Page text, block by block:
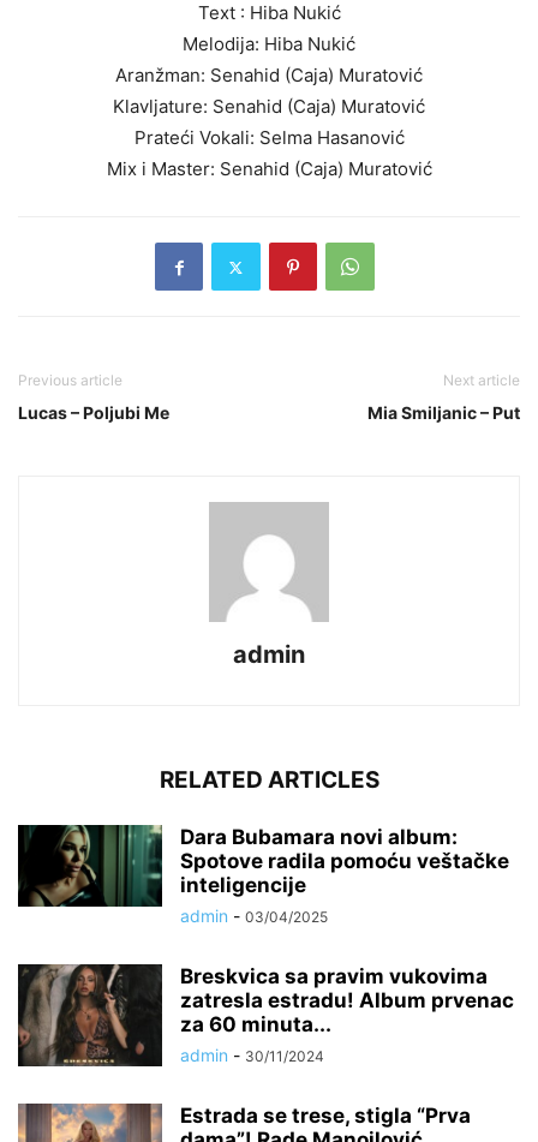
Text : Hiba Nukić
Melodija: Hiba Nukić
Aranžman: Senahid (Caja) Muratović
Klavljature: Senahid (Caja) Muratović
Prateći Vokali: Selma Hasanović
Mix i Master: Senahid (Caja) Muratović
Previous article
Lucas – Poljubi Me
Next article
Mia Smiljanic – Put
admin
RELATED ARTICLES
Dara Bubamara novi album:
Spotove radila pomoću veštačke
inteligencije
admin - 03/04/2025
Breskvica sa pravim vukovima
zatresla estradu! Album prvenac
za 60 minuta...
admin - 30/11/2024
Estrada se trese, stigla “Prva